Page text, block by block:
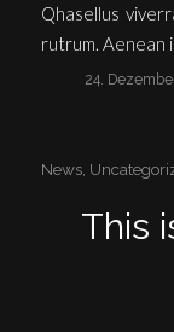
Qhasellus
rutrum. Aenean
24.
News,
This